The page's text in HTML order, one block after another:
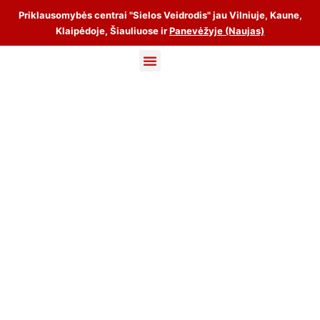
Priklausomybės centrai "Sielos Veidrodis" jau Vilniuje, Kaune,
Klaipėdoje, Šiauliuose irPanevėžyje (Naujas)